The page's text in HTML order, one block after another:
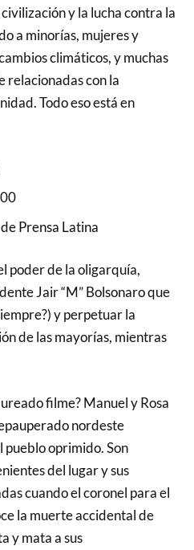
y la lucha contra la
a minorías, mujeres y
climáticos, y muchas
relacionadas con la
Todo eso está en
Prensa Latina
poder de la oligarquía,
Jair “M” Bolsonaro que
y perpetuar la
de las mayorías, mientras
filme? Manuel y Rosa
nordeste
pueblo oprimido. Son
del lugar y sus
cuando el coronel para el
la muerte accidental de
y mata a sus